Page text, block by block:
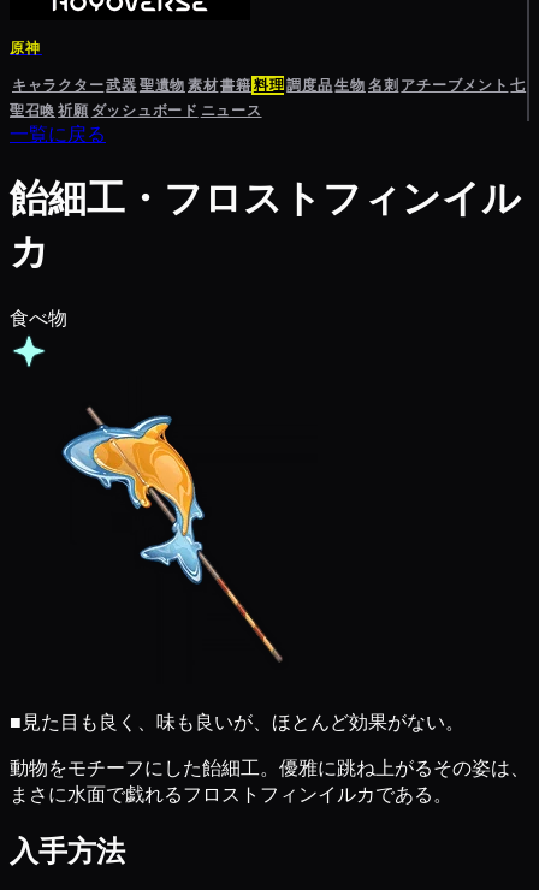
原神
キャラクター武器聖遺物素材書籍料理調度品生物名刺 アチーブメント 七
聖召喚祈願 ダッシュボード ニュース
一覧に戻る
飴細工・フロストフィンイル
カ
食べ物
■見た目も良く、味も良いが、ほとんど効果がない。
動物をモチーフにした飴細工。優雅に跳ね上がるその姿は、
まさに水面で戯れるフロストフィンイルカである。
入手方法